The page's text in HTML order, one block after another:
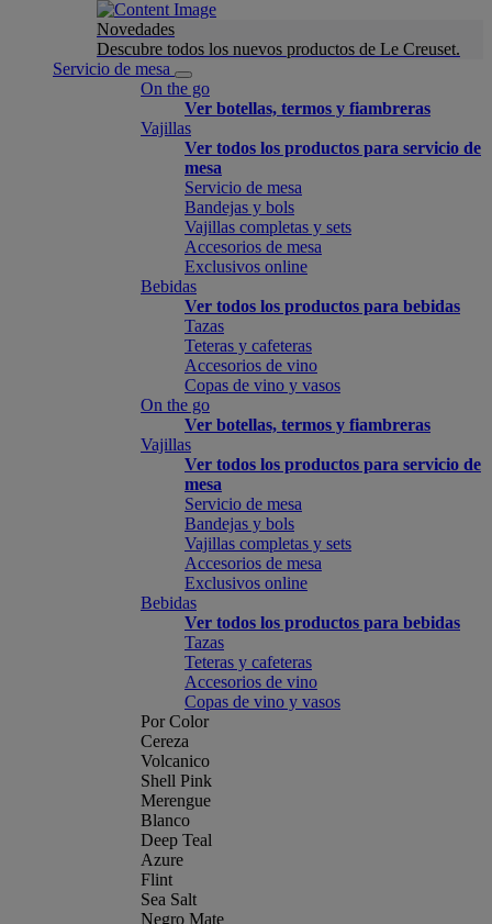
Novedades
Descubre todos los nuevos productos de Le Creuset.
Servicio de mesa
On the go
Ver botellas, termos y fiambreras
Vajillas
Ver todos los productos para servicio de
mesa
Servicio de mesa
Bandejas y bols
Vajillas completas y sets
Accesorios de mesa
Exclusivos online
Bebidas
Ver todos los productos para bebidas
Tazas
Teteras y cafeteras
Accesorios de vino
Copas de vino y vasos
On the go
Ver botellas, termos y fiambreras
Vajillas
Ver todos los productos para servicio de
mesa
Servicio de mesa
Bandejas y bols
Vajillas completas y sets
Accesorios de mesa
Exclusivos online
Bebidas
Ver todos los productos para bebidas
Tazas
Teteras y cafeteras
Accesorios de vino
Copas de vino y vasos
Por Color
Cereza
Volcanico
Shell Pink
Merengue
Blanco
Deep Teal
Azure
Flint
Sea Salt
Negro Mate